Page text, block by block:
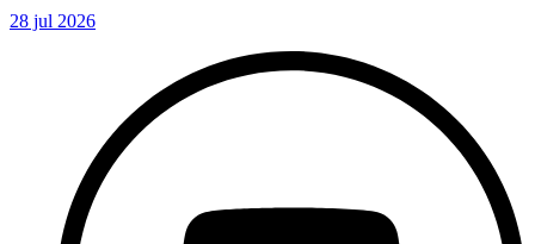
28 jul 2026